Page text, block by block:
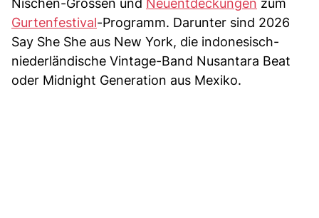
Nischen-Grössen und Neuentdeckungen zum
Gurtenfestival-Programm. Darunter sind 2026
Say She She aus New York, die indonesisch-
niederländische Vintage-Band Nusantara Beat
oder Midnight Generation aus Mexiko.